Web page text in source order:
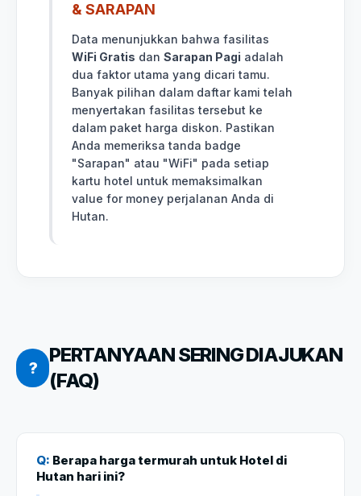
& SARAPAN
Data menunjukkan bahwa fasilitas
WiFi Gratis dan Sarapan Pagi adalah
dua faktor utama yang dicari tamu.
Banyak pilihan dalam daftar kami telah
menyertakan fasilitas tersebut ke
dalam paket harga diskon. Pastikan
Anda memeriksa tanda badge
"Sarapan" atau "WiFi" pada setiap
kartu hotel untuk memaksimalkan
value for money perjalanan Anda di
Hutan.
?
PERTANYAAN SERING DIAJUKAN
(FAQ)
Q: Berapa harga termurah untuk Hotel di
Hutan hari ini?